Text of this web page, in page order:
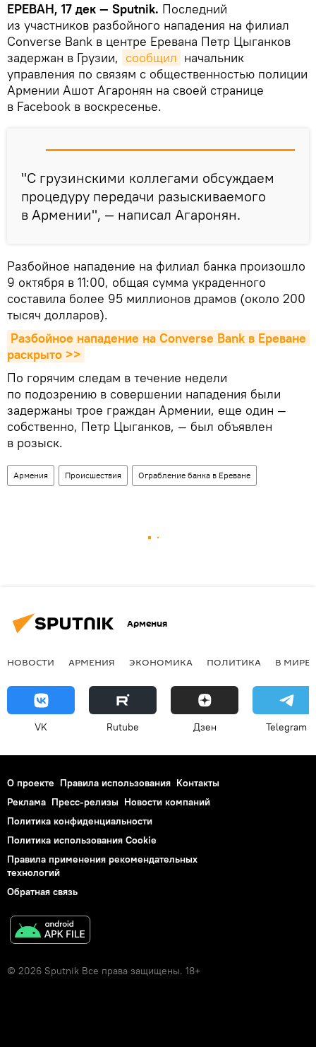
ЕРЕВАН, 17 дек — Sputnik. Последний
из участников разбойного нападения на филиал
Converse Bank в центре Еревана Петр Цыганков
задержан в Грузии, сообщил начальник
управления по связям с общественностью полиции
Армении Ашот Агаронян на своей странице
в Facebook в воскресенье.
"С грузинскими коллегами обсуждаем
процедуру передачи разыскиваемого
в Армении", — написал Агаронян.
Разбойное нападение на филиал банка произошло
9 октября в 11:00, общая сумма украденного
составила более 95 миллионов драмов (около 200
тысяч долларов).
Разбойное нападение на Converse Bank в Ереване
раскрыто >>
По горячим следам в течение недели
по подозрению в совершении нападения были
задержаны трое граждан Армении, еще один —
собственно, Петр Цыганков, — был объявлен
в розыск.
Армения Происшествия Ограбление банка в Ереване
Армения
НОВОСТИ АРМЕНИЯ ЭКОНОМИКА ПОЛИТИКА В МИРЕ
VK Rutube Дзен Telegram
О проекте Правила использования Контакты
Реклама Пресс-релизы Новости компаний
Политика конфиденциальности
Политика использования Cookie
Правила применения рекомендательных
технологий
Обратная связь
© 2026 Sputnik Все права защищены. 18+